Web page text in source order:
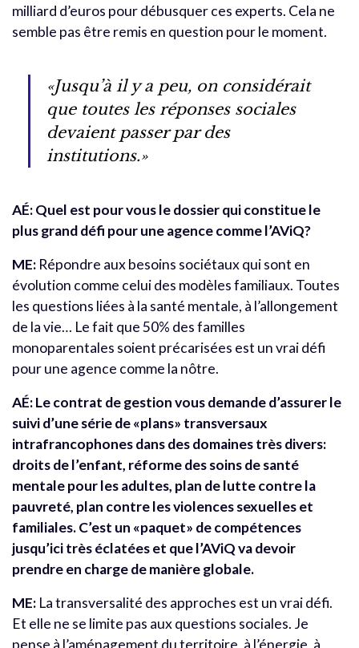
milliard d’euros pour débusquer ces experts. Cela ne
semble pas être remis en question pour le moment.
«Jusqu’à il y a peu, on considérait
que toutes les réponses sociales
devaient passer par des
institutions.»
AÉ:Quel est pour vous le dossier qui constitue le
plus grand défi pour une agence comme l’AViQ?
ME: Répondre aux besoins sociétaux qui sont en
évolution comme celui des modèles familiaux. Toutes
les questions liées à la santé mentale, à l’allongement
de la vie… Le fait que 50% des familles
monoparentales soient précarisées est un vrai défi
pour une agence comme la nôtre.
AÉ: Le contrat de gestion vous demande d’assurer le
suivi d’une série de «plans» transversaux
intrafrancophones dans des domaines très divers:
droits de l’enfant, réforme des soins de santé
mentale pour les adultes, plan de lutte contre la
pauvreté, plan contre les violences sexuelles et
familiales. C’est un «paquet» de compétences
jusqu’ici très éclatées et que l’AViQ va devoir
prendre en charge de manière globale.
ME: La transversalité des approches est un vrai défi.
Et elle ne se limite pas aux questions sociales. Je
pense à l’aménagement du territoire, à l’énergie, à